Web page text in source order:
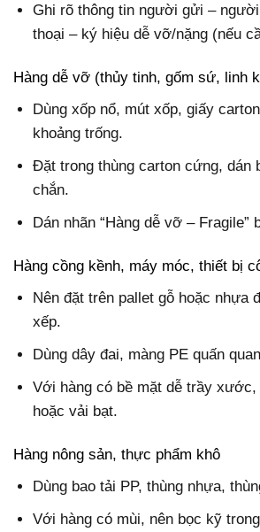
Ghi rõ thông tin người gửi –
thoại – ký hiệu dễ vỡ/nặng (nếu
Hàng dễ vỡ (thủy tinh, gốm sứ, linh
Dùng xốp nổ, mút xốp, giấy
khoảng trống.
Đặt trong thùng carton cứng, dán
chắn.
Dán nhãn “Hàng dễ vỡ – Fragile”
Hàng cồng kềnh, máy móc, thiết bị
Nên đặt trên pallet gỗ hoặc nhựa
xếp.
Dùng dây đai, màng PE quấn
Với hàng có bề mặt dễ trầy xước,
hoặc vải bạt.
Hàng nông sản, thực phẩm khô
Dùng bao tải PP, thùng nhựa,
Với hàng có mùi, nên bọc kỹ